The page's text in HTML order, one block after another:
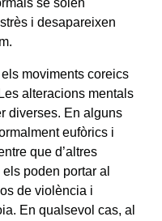
i desapareixen
moviments coreics
alteracions mentals
diverses. En alguns
eufòrics i
que d’altres
poden portar al
de violència i
En qualsevol cas, al